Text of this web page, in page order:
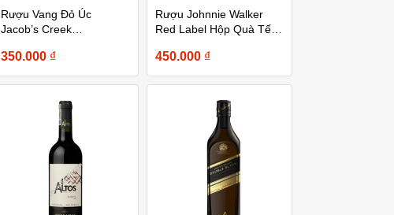
Rượu Vang Đỏ Úc
Jacob’s Creek
Cabernet Sauvignon
750ml
350.000 ₫
Rượu Johnnie Walker
Red Label Hộp Quà Tết
450.000 ₫